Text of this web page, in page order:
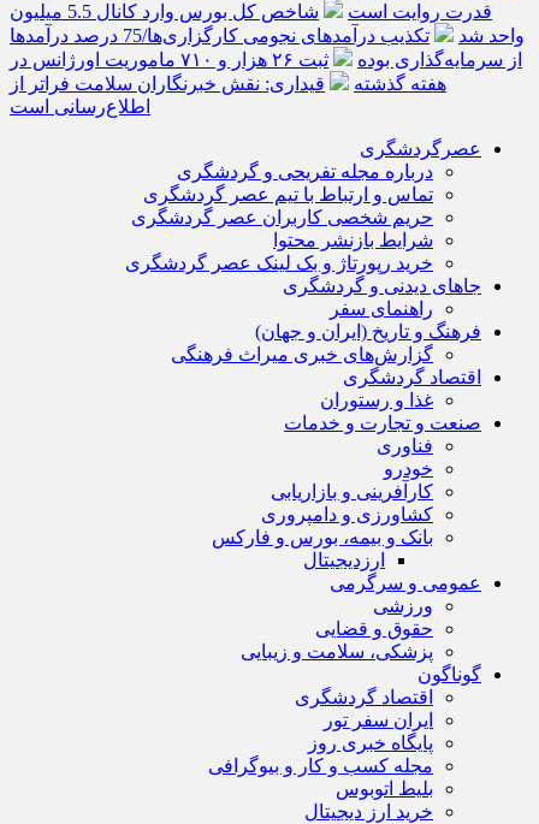
قدرت روایت است
شاخص کل بورس وارد کانال 5.5 میلیون
واحد شد
تکذیب درآمدهای نجومی کارگزاری‌ها/75 درصد درآمدها
از سرمایه‌گذاری بوده
ثبت ۲۶ هزار و ۷۱۰ ماموریت اورژانس در
هفته گذشته
قیداری: نقش خبرنگاران سلامت فراتر از
اطلاع‌رسانی است
عصرگردشگری
درباره مجله تفریحی و گردشگری
تماس و ارتباط با تیم عصر گردشگری
حریم شخصی کاربران عصر گردشگری
شرایط بازنشر محتوا
خرید رپورتاژ و بک لینک عصر گردشگری
جاهای دیدنی و گردشگری
راهنمای سفر
فرهنگ و تاریخ (ایران و جهان)
گزارش‌های خبری میراث فرهنگی
اقتصاد گردشگری
غذا و رستوران
صنعت و تجارت و خدمات
فناوری
خودرو
کارآفرینی و بازاریابی
کشاورزی و دامپروری
بانک و بیمه، بورس و فارکس
ارزدیجیتال
عمومی و سرگرمی
ورزشی
حقوق و قضایی
پزشکی، سلامت و زیبایی
گوناگون
اقتصاد گردشگری
ایران سفر تور
پایگاه خبری روز
مجله کسب و کار و بیوگرافی
بلیط اتوبوس
خرید ارز دیجیتال